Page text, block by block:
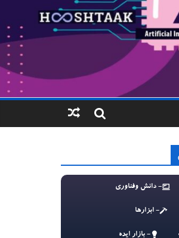
- دانش وفناوری
- ابزارها
- بازار ایده